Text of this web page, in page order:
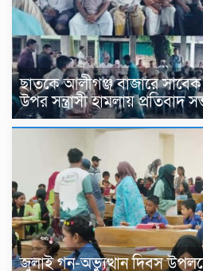
ছাতকে আলীগঞ্জ বাজারে সাবেক
উপর সন্ত্রাসী হামলায় প্রতিবাদ
জুলাই গন-অভ্যুত্থান দিবস